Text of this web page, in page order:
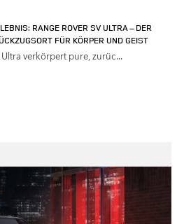
RANGE ROVER SV ULTRA – DER
FÜR KÖRPER UND GEIST
verkörpert pure, zurüc...